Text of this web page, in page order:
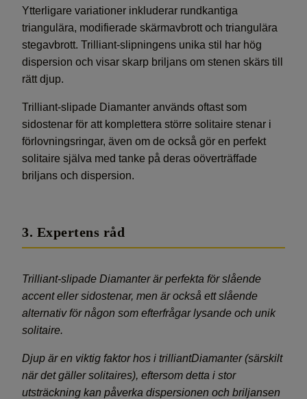
Ytterligare variationer inkluderar rundkantiga
triangulära, modifierade skärmavbrott och triangulära
stegavbrott. Trilliant-slipningens unika stil har hög
dispersion och visar skarp briljans om stenen skärs till
rätt djup.
Trilliant-slipade Diamanter används oftast som
sidostenar för att komplettera större solitaire stenar i
förlovningsringar, även om de också gör en perfekt
solitaire själva med tanke på deras oöverträffade
briljans och dispersion.
3. Expertens råd
Trilliant-slipade Diamanter är perfekta för slående
accent eller sidostenar, men är också ett slående
alternativ för någon som efterfrågar lysande och unik
solitaire.
Djup är en viktig faktor hos i trilliantDiamanter (särskilt
när det gäller solitaires), eftersom detta i stor
utsträckning kan påverka dispersionen och briljansen